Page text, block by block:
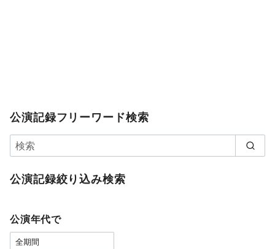
公演記録フリーワード検索
公演記録絞り込み検索
公演年代で